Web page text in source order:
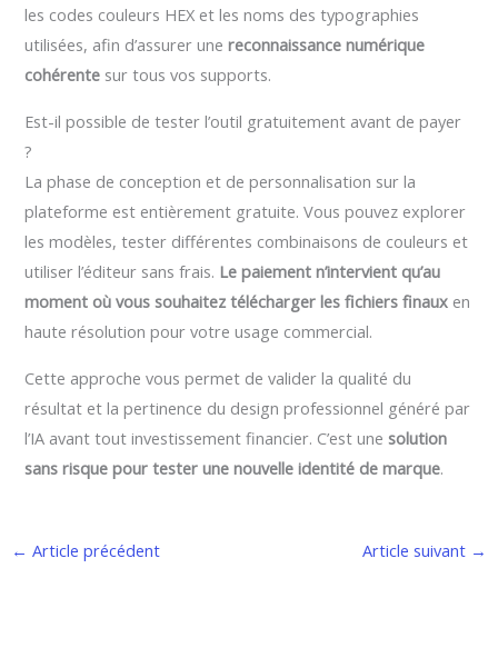
les codes couleurs HEX et les noms des typographies
utilisées, afin d’assurer unereconnaissance numérique
cohérente sur tous vos supports.
Est-il possible de tester l’outil gratuitement avant de payer
?
La phase de conception et de personnalisation sur la
plateforme est entièrement gratuite. Vous pouvez explorer
les modèles, tester différentes combinaisons de couleurs et
utiliser l’éditeur sans frais. Le paiement n’intervient qu’au
moment où vous souhaitez télécharger les fichiers finaux en
haute résolution pour votre usage commercial.
Cette approche vous permet de valider la qualité du
résultat et la pertinence du design professionnel généré par
l’IA avant tout investissement financier. C’est unesolution
sans risque pour tester une nouvelle identité de marque.
← Article précédent Article suivant →